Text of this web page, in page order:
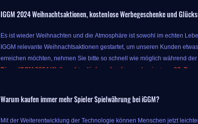
IGGM 2024 Weihnachtsaktionen, kostenlose Werbegeschenke und
Es ist wieder Weihnachten und die Atmosphäre ist sowohl im echten
IGGM relevante Weihnachtsaktionen gestartet, um unseren Kunden
erreichen möchten, nehmen Sie bitte so schnell wie möglich während
Diese IGGM 2024 Weihnachtsglücksradverlosung beginnt am 23.
bedeutet, dass Sie mit nur dem ursprünglichen Geld mehr Spielprodukte
Warum kaufen immer mehr Spieler Spielwährung bei iGGM?
Mit der Weiterentwicklung der Technologie können Menschen jetzt